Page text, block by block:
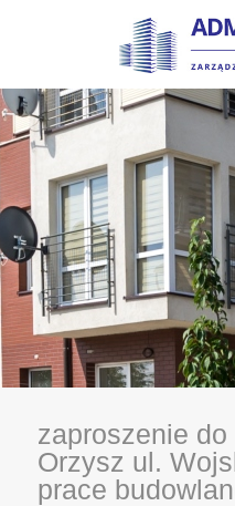
zaproszenie do
Orzysz ul.
prace